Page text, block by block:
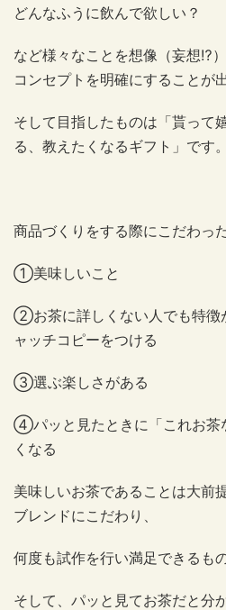
どんなふうに飲んで欲しい？
など様々なことを想像（妄想⁉
コンセプトを明確にすることが
そして目指したものは「貰って
る、教えたくなるギフト」です。
商品づくりをする際にこだわっ
①美味しいこと
②お茶に詳しくない人でも特徴
ャッチコピーをつける
③選ぶ楽しさがある
④パッと見たときに「これお茶
くなる
美味しいお茶であることは大前
ブレンドにこだわり、
何度も試作を行い満足できるも
そして、パッと見てお茶だと分